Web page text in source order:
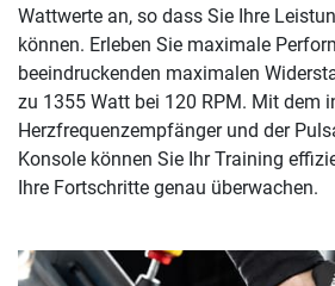
Wattwerte an, so dass Sie Ihre
können. Erleben Sie maximale
beeindruckenden maximalen
zu 1355 Watt bei 120 RPM. Mit dem
Herzfrequenzempfänger und der
Konsole können Sie Ihr Training
Ihre Fortschritte genau überwachen.